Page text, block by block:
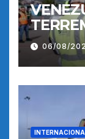
06/08/